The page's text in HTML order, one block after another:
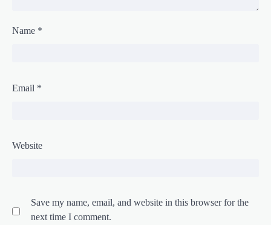
Name *
Email *
Website
Save my name, email, and website in this browser for the
next time I comment.